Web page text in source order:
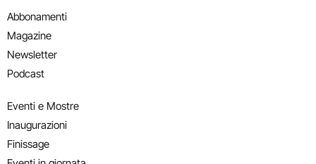
Abbonamenti
Magazine
Newsletter
Podcast
Eventi e Mostre
Inaugurazioni
Finissage